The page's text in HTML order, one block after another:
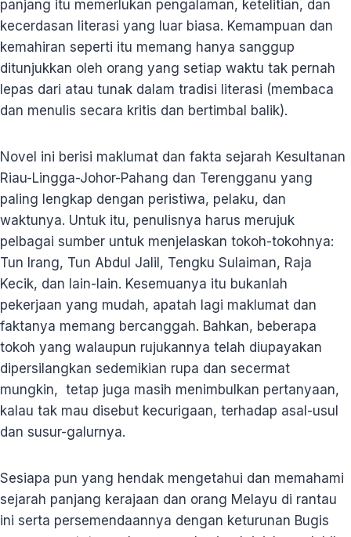
panjang itu memerlukan pengalaman, ketelitian, dan
kecerdasan literasi yang luar biasa. Kemampuan dan
kemahiran seperti itu memang hanya sanggup
ditunjukkan oleh orang yang setiap waktu tak pernah
lepas dari atau tunak dalam tradisi literasi (membaca
dan menulis secara kritis dan bertimbal balik).
Novel ini berisi maklumat dan fakta sejarah Kesultanan
Riau-Lingga-Johor-Pahang dan Terengganu yang
paling lengkap dengan peristiwa, pelaku, dan
waktunya. Untuk itu, penulisnya harus merujuk
pelbagai sumber untuk menjelaskan tokoh-tokohnya:
Tun Irang, Tun Abdul Jalil, Tengku Sulaiman, Raja
Kecik, dan lain-lain. Kesemuanya itu bukanlah
pekerjaan yang mudah, apatah lagi maklumat dan
faktanya memang bercanggah. Bahkan, beberapa
tokoh yang walaupun rujukannya telah diupayakan
dipersilangkan sedemikian rupa dan secermat
mungkin, tetap juga masih menimbulkan pertanyaan,
kalau tak mau disebut kecurigaan, terhadap asal-usul
dan susur-galurnya.
Sesiapa pun yang hendak mengetahui dan memahami
sejarah panjang kerajaan dan orang Melayu di rantau
ini serta persemendaannya dengan keturunan Bugis